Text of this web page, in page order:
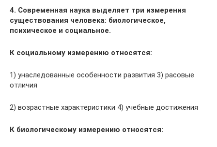
4. Современная наука выделяет три измерения
существования человека: биологическое,
психическое и социальное.
К социальному измерению относятся:
1) унаследованные особенности развития 3) расовые
отличия
2) возрастные характеристики 4) учебные достижения
К биологическому измерению относятся: